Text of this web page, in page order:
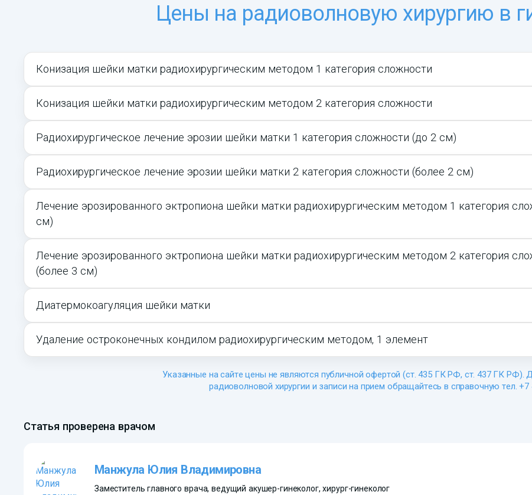
Цены на радиоволновую хирургию в
Конизация шейки матки радиохирургическим методом 1 категория сложности
Конизация шейки матки радиохирургическим методом 2 категория сложности
Радиохирургическое лечение эрозии шейки матки 1 категория сложности (до 2 см)
Радиохирургическое лечение эрозии шейки матки 2 категория сложности (более 2 см)
Лечение эрозированного эктропиона шейки матки радиохирургическим методом 1 категория
см)
Лечение эрозированного эктропиона шейки матки радиохирургическим методом 2 категория
(более 3 см)
Диатермокоагуляция шейки матки
Удаление остроконечных кондилом радиохирургическим методом, 1 элемент
Указанные на сайте цены не являются публичной офертой (ст. 435 ГК РФ, cт. 437 ГК РФ).
радиоволновой хирургии и записи на прием обращайтесь в справочную тел. +7
Статья проверена врачом
Манжула Юлия Владимировна
Заместитель главного врача, ведущий акушер-гинеколог, хирург-гинеколог